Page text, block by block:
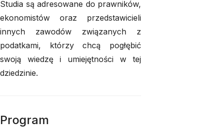
Studia są adresowane do prawników,
ekonomistów oraz przedstawicieli
innych zawodów związanych z
podatkami, którzy chcą pogłębić
swoją wiedzę i umiejętności w tej
dziedzinie.
Program